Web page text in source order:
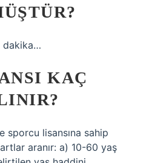
dakika…
KAÇ
sporcu lisansına sahip
aranır: a) 10-60 yaş